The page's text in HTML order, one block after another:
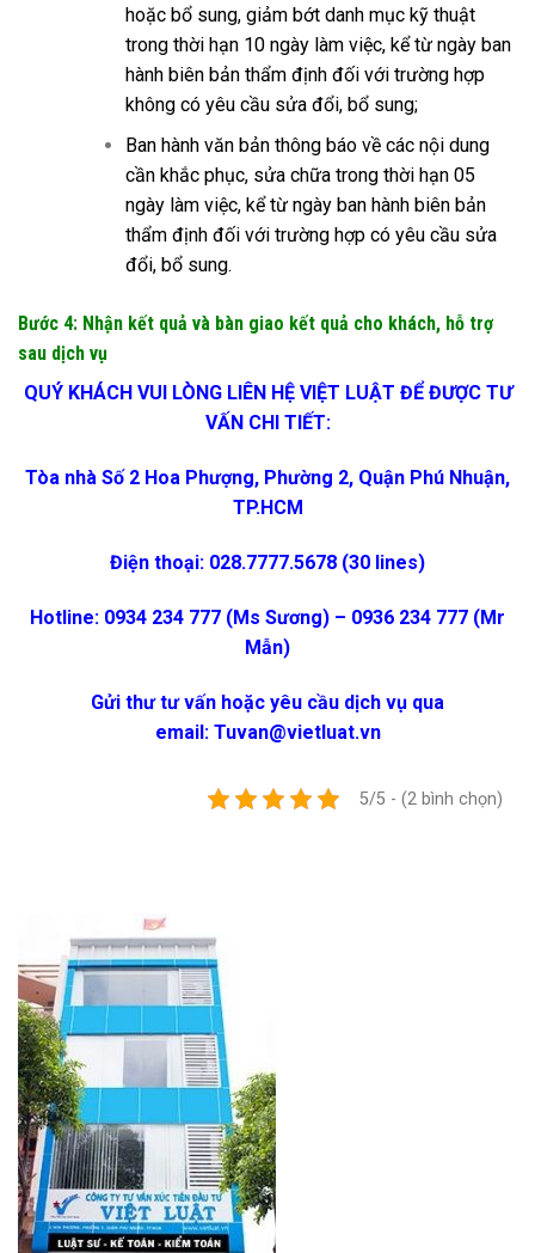
hoặc bổ sung, giảm bớt danh mục kỹ thuật
trong thời hạn 10 ngày làm việc, kể từ ngày ban
hành biên bản thẩm định đối với trường hợp
không có yêu cầu sửa đổi, bổ sung;
Ban hành văn bản thông báo về các nội dung
cần khắc phục, sửa chữa trong thời hạn 05
ngày làm việc, kể từ ngày ban hành biên bản
thẩm định đối với trường hợp có yêu cầu sửa
đổi, bổ sung.
Bước 4: Nhận kết quả và bàn giao kết quả cho khách, hỗ trợ
sau dịch vụ
QUÝ KHÁCH VUI LÒNG LIÊN HỆ VIỆT LUẬT ĐỂ ĐƯỢC TƯ
VẤN CHI TIẾT:
Tòa nhà Số 2 Hoa Phượng, Phường 2, Quận Phú Nhuận,
TP.HCM
Điện thoại: 028.7777.5678 (30 lines)
Hotline: 0934 234 777 (Ms Sương) – 0936 234 777 (Mr
Mẫn)
Gửi thư tư vấn hoặc yêu cầu dịch vụ qua
email: Tuvan@vietluat.vn
5/5 - (2 bình chọn)